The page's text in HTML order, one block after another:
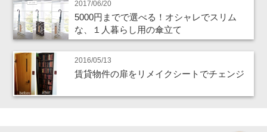
2017/06/20
5000円までで選べる！オシャレでスリム
な、１人暮らし用の傘立て
2016/05/13
賃貸物件の扉をリメイクシートでチェンジ